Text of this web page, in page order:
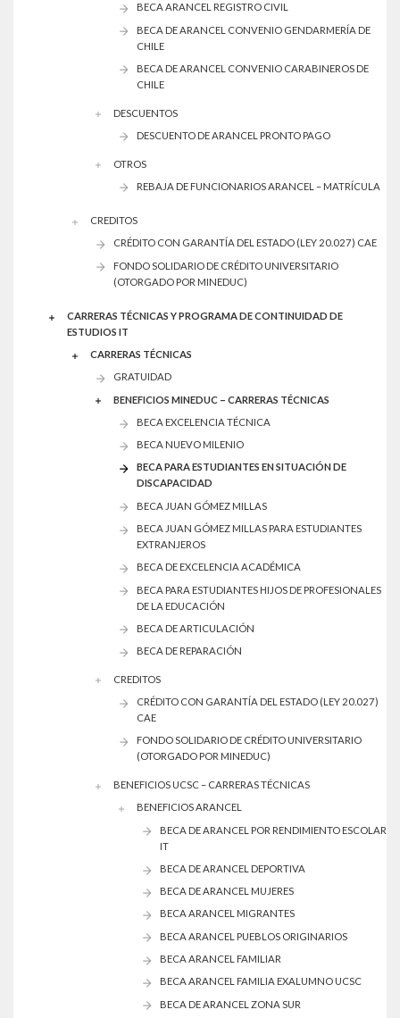
BECA ARANCEL REGISTRO CIVIL
BECA DE ARANCEL CONVENIO GENDARMERÍA DE
CHILE
BECA DE ARANCEL CONVENIO CARABINEROS DE
CHILE
DESCUENTOS
DESCUENTO DE ARANCEL PRONTO PAGO
OTROS
REBAJA DE FUNCIONARIOS ARANCEL – MATRÍCULA
CREDITOS
CRÉDITO CON GARANTÍA DEL ESTADO (LEY 20.027) CAE
FONDO SOLIDARIO DE CRÉDITO UNIVERSITARIO
(OTORGADO POR MINEDUC)
CARRERAS TÉCNICAS Y PROGRAMA DE CONTINUIDAD DE
ESTUDIOS IT
CARRERAS TÉCNICAS
GRATUIDAD
BENEFICIOS MINEDUC – CARRERAS TÉCNICAS
BECA EXCELENCIA TÉCNICA
BECA NUEVO MILENIO
BECA PARA ESTUDIANTES EN SITUACIÓN DE
DISCAPACIDAD
BECA JUAN GÓMEZ MILLAS
BECA JUAN GÓMEZ MILLAS PARA ESTUDIANTES
EXTRANJEROS
BECA DE EXCELENCIA ACADÉMICA
BECA PARA ESTUDIANTES HIJOS DE PROFESIONALES
DE LA EDUCACIÓN
BECA DE ARTICULACIÓN
BECA DE REPARACIÓN
CREDITOS
CRÉDITO CON GARANTÍA DEL ESTADO (LEY 20.027)
CAE
FONDO SOLIDARIO DE CRÉDITO UNIVERSITARIO
(OTORGADO POR MINEDUC)
BENEFICIOS UCSC – CARRERAS TÉCNICAS
BENEFICIOS ARANCEL
BECA DE ARANCEL POR RENDIMIENTO ESCOLAR
IT
BECA DE ARANCEL DEPORTIVA
BECA DE ARANCEL MUJERES
BECA ARANCEL MIGRANTES
BECA ARANCEL PUEBLOS ORIGINARIOS
BECA ARANCEL FAMILIAR
BECA ARANCEL FAMILIA EXALUMNO UCSC
BECA DE ARANCEL ZONA SUR